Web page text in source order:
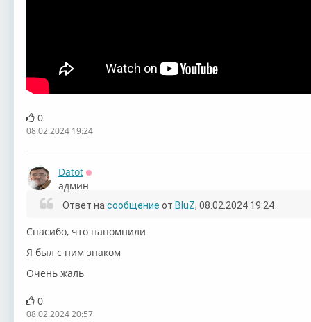
0
08.02.2024 19:24
Datot
Оффлайн
админ
Ответ на сообщение от BluZ, 08.02.2024 19:24
Спасибо, что напомнили
Я был с ним знаком
Очень жаль
0
08.02.2024 20:57